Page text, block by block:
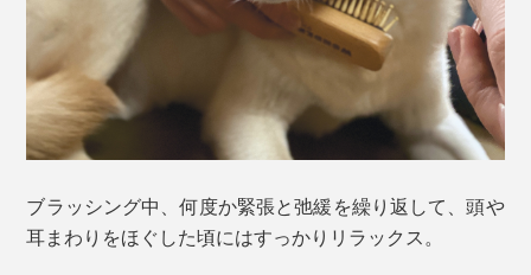
ブラッシング中、何度か緊張と弛緩を繰り返して、頭や
耳まわりをほぐした頃にはすっかりリラックス。